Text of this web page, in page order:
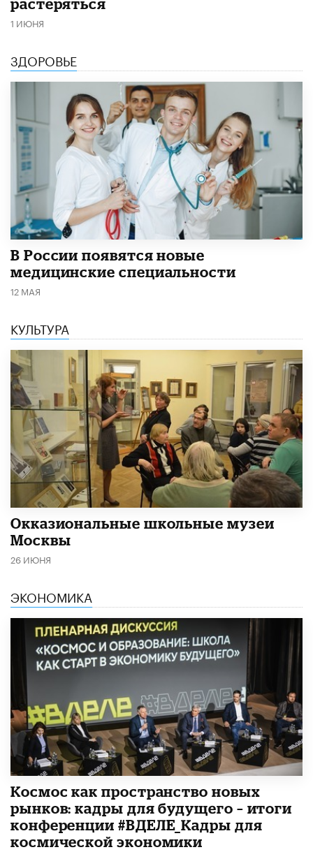
растеряться
1 ИЮНЯ
ЗДОРОВЬЕ
В России появятся новые
медицинские специальности
12 МАЯ
КУЛЬТУРА
​Окказиональные школьные музеи
Москвы
26 ИЮНЯ
ЭКОНОМИКА
Космос как пространство новых
рынков: кадры для будущего – итоги
конференции #ВДЕЛЕ_Кадры для
космической экономики